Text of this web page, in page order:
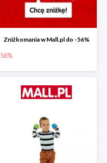
Zniżkomania w Mall.pl do -56%
56%